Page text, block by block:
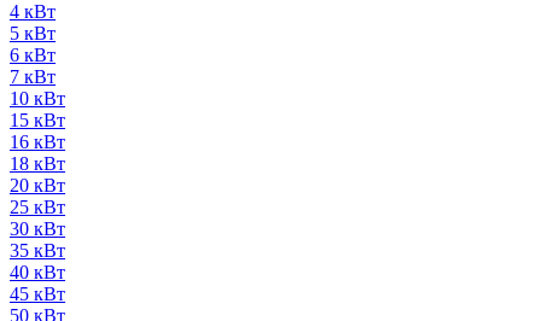
4 кВт
5 кВт
6 кВт
7 кВт
10 кВт
15 кВт
16 кВт
18 кВт
20 кВт
25 кВт
30 кВт
35 кВт
40 кВт
45 кВт
50 кВт